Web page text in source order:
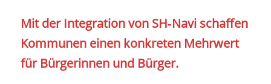
Mit der Integration von SH‑Navi schaffen
Kommunen einen konkreten Mehrwert
für Bürgerinnen und Bürger.